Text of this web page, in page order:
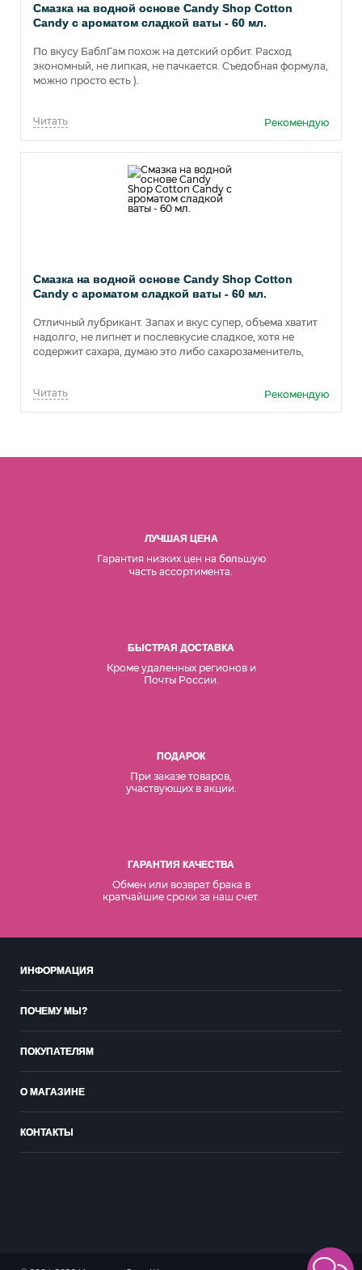
Смазка на водной основе Candy Shop Cotton
Candy с ароматом сладкой ваты - 60 мл.
По вкусу БаблГам похож на детский орбит. Расход
экономный, не липкая, не пачкается. Съедобная формула,
можно просто есть ).
Читать Рекомендую
Смазка на водной основе Candy Shop Cotton
Candy с ароматом сладкой ваты - 60 мл.
Отличный лубрикант. Запах и вкус супер, объема хватит
надолго, не липнет и послевкусие сладкое, хотя не
содержит сахара, думаю это либо сахарозаменитель,
Читать Рекомендую
ЛУЧШАЯ ЦЕНА
Гарантия низких цен на большую
часть ассортимента.
БЫСТРАЯ ДОСТАВКА
Кроме удаленных регионов и
Почты России.
ПОДАРОК
При заказе товаров,
участвующих в акции.
ГАРАНТИЯ КАЧЕСТВА
Обмен или возврат брака в
кратчайшие сроки за наш счет.
ИНФОРМАЦИЯ
ПОЧЕМУ МЫ?
ПОКУПАТЕЛЯМ
О МАГАЗИНЕ
КОНТАКТЫ